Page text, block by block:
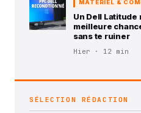
MATÉRIEL &
Un Dell Latitude
meilleure
sans te ruiner
Hier · 12 min
SÉLECTION RÉDACTION